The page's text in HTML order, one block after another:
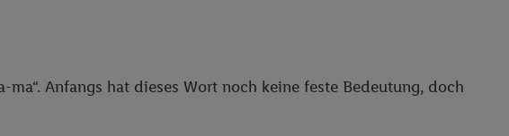
ma“. Anfangs hat dieses Wort noch keine feste Bedeutung, doch